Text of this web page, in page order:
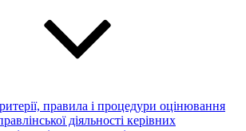
правила і процедури оцінювання
діяльності керівних